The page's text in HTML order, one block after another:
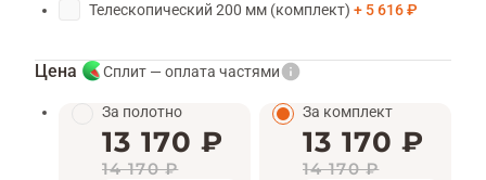
Телескопический 200 мм (комплект) 5 616 ₽
Цена Сплит — оплата частями
За полотно
13 170 ₽
14 170 ₽
За комплект
13 170 ₽
14 170 ₽